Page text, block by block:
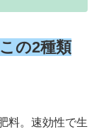
の2種類
料。速効性で生